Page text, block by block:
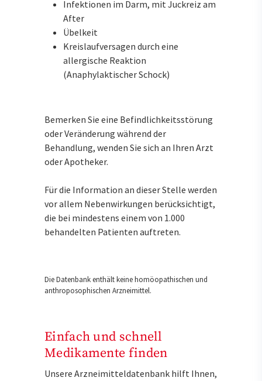
Infektionen im Darm, mit Juckreiz am
After
Übelkeit
Kreislaufversagen durch eine
allergische Reaktion
(Anaphylaktischer Schock)
Bemerken Sie eine Befindlichkeitsstörung
oder Veränderung während der
Behandlung, wenden Sie sich an Ihren Arzt
oder Apotheker.
Für die Information an dieser Stelle werden
vor allem Nebenwirkungen berücksichtigt,
die bei mindestens einem von 1.000
behandelten Patienten auftreten.
Die Datenbank enthält keine homöopathischen und
anthroposophischen Arzneimittel.
Einfach und schnell
Medikamente finden
Unsere Arzneimitteldatenbank hilft Ihnen,